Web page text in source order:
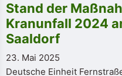
Stand der
Kranunfall 2024
Saaldorf
23. Mai 2025
Deutsche Einheit